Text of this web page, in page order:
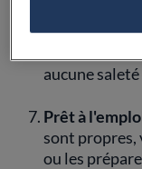
Inspection
nettoyé les
aucune
Prêt à
sont propres,
ou les